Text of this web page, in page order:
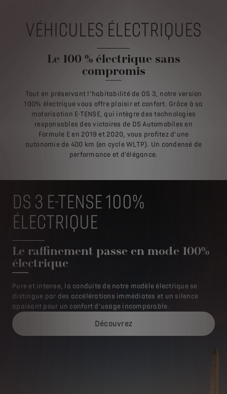
VÉHICULES ÉLECTRIQUES
Le 100 % électrique sans
compromis
Tout en préservant l’habitabilité de DS 3, notre version
100% électrique vous offre plaisir et confort. Grâce à sa
motorisation E-TENSE, qui intègre des technologies
responsables des victoires de DS Automobiles en
Formule E en 2019 et 2020, vous profitez d’une
autonomie de 400 km (en cycle WLTP). Un condensé de
performance et d’élégance.
DS 3 E-TENSE 100%
ÉLECTRIQUE
Le raffinement passe en mode 100%
électrique
Pure et intense, la conduite de notre modèle électrique se
distingue par des accélérations immédiates et un silence
apaisant pour un confort d’usage incomparable.
Découvrez